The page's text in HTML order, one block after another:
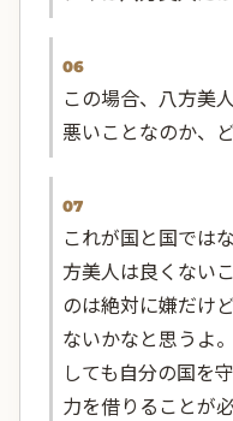
06
この場合、八方美
悪いことなのか、
07
これが国と国では
方美人は良くない
のは絶対に嫌だけ
ないかなと思うよ
しても自分の国を
力を借りることが